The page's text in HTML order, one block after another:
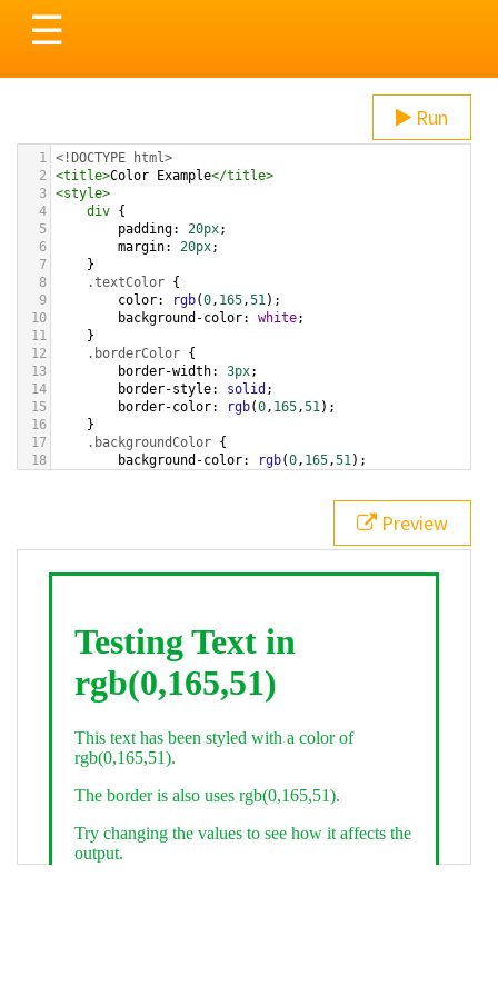
Toggle
navigation
☰
Run
1 <!DOCTYPE html>
2
<title>Color Example</title>
3 <style>
4
div {
5
padding: 20px;
6
margin: 20px;
7
}
8
.textColor {
9
color: rgb(0, 165,51);
10
background-color: white;
11
}
12
.borderColor {
13
border-width: 3px;
14
border-style: solid ;
15
border-color: rgb(0, 165,51);
16
}
17
.backgroundColor {
18
background-color: rgb(0, 165,51);
bottom ,
white, rgb(0,165,51));
div class="textColor borderColor"
< h1>Testing Text in rgb(0,165,51)
Preview